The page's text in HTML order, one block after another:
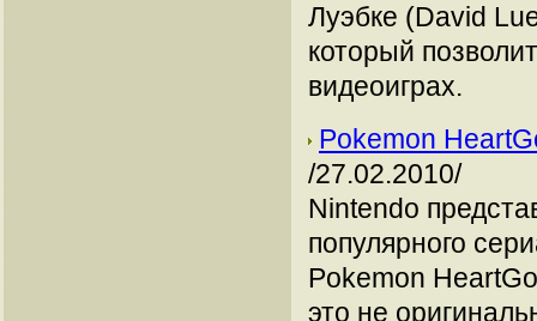
Луэбке (David
который
видеоиграх.
Pokemon
/27.02.2010/
Nintendo
популярного
Pokemon
это не